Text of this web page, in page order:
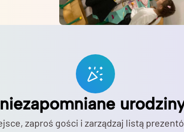
zaproś gości i zarządzaj listą